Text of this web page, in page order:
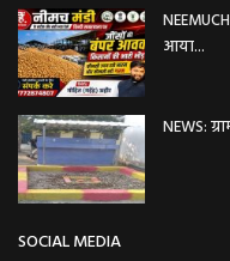
आया...
NEWS:
SOCIAL MEDIA